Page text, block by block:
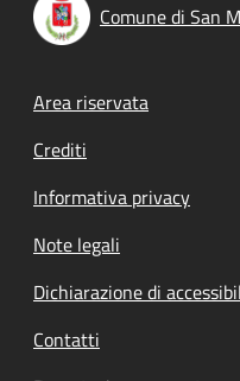
Comune di San
Footer menu
Area riservata
Crediti
Informativa privacy
Note legali
Dichiarazione di
Contatti